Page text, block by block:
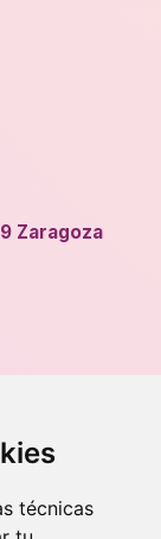
técnicas
Zaragoza